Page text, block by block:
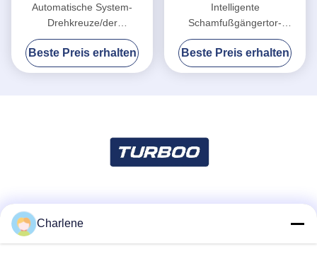
Automatische System-
Drehkreuze/der
Zugriffskontrollsperren-und -
tor-24V Motorspannung
Beste Preis erhalten
Intelligente
Schamfußgängertor-
Zugriffskontrolle für
Kleinmassenkontrolle
Beste Preis erhalten
Charlene